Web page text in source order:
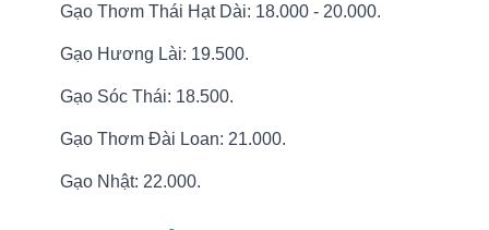
Gạo Thơm Thái Hạt Dài: 18.000 - 20.000.
Gạo Hương Lài: 19.500.
Gạo Sóc Thái: 18.500.
Gạo Thơm Đài Loan: 21.000.
Gạo Nhật: 22.000.